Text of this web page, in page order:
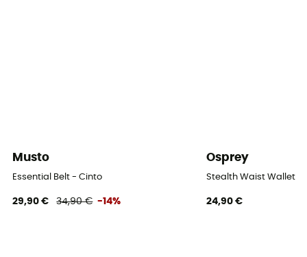
Musto
Essential Belt - Cinto
29,90 € 34,90 € -14%
Osprey
Stealth Waist Wallet
24,90 €